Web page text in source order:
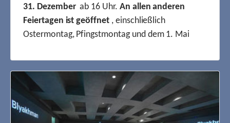
31. Dezemberab 16 Uhr. An allen anderen
Feiertagen ist geöffnet, einschließlich
Ostermontag, Pfingstmontag und dem 1. Mai